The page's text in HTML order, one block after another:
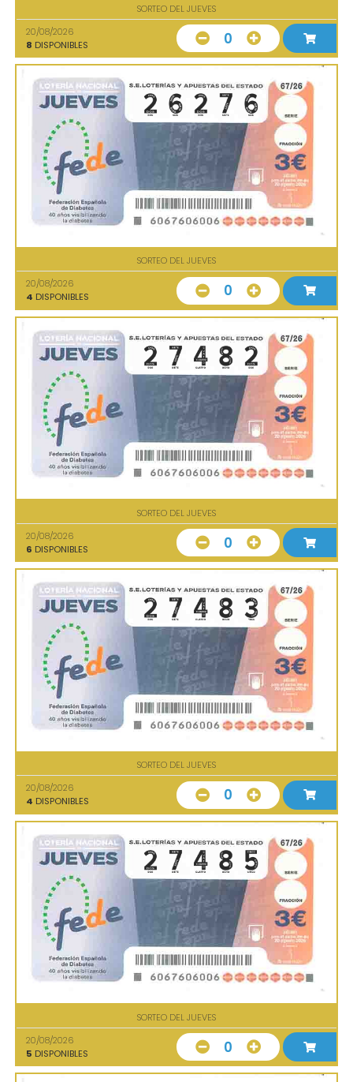
SORTEO DEL JUEVES
20/08/2026
8 DISPONIBLES 0
SORTEO DEL JUEVES
20/08/2026
4 DISPONIBLES 0
SORTEO DEL JUEVES
20/08/2026
6 DISPONIBLES 0
SORTEO DEL JUEVES
20/08/2026
4 DISPONIBLES 0
SORTEO DEL JUEVES
20/08/2026
5 DISPONIBLES 0